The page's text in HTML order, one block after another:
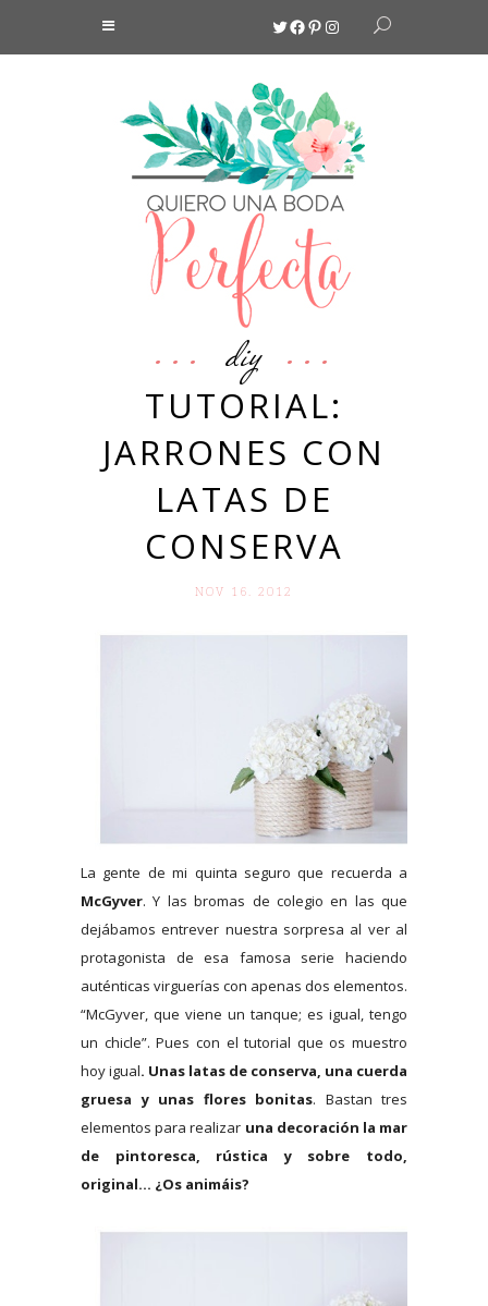
Twitter
Facebook
Pinterest
Instagram
diy
TUTORIAL:
JARRONES CON
LATAS DE
CONSERVA
NOV 16. 2012
La gente de mi quinta seguro que recuerda a
McGyver. Y las bromas de colegio en las que
dejábamos entrever nuestra sorpresa al ver al
protagonista de esa famosa serie haciendo
auténticas virguerías con apenas dos elementos.
“McGyver, que viene un tanque; es igual, tengo
un chicle”. Pues con el tutorial que os muestro
hoy igual. Unas latas de conserva, una cuerda
gruesa y unas flores bonitas. Bastan tres
elementos para realizar una decoración la mar
de pintoresca, rústica y sobre todo,
original… ¿Os animáis?